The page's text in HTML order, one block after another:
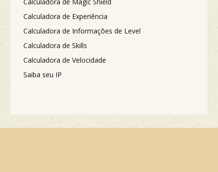
Calculadora de Experiência
Calculadora de Informações de Level
Calculadora de Skills
Calculadora de Velocidade
Saiba seu IP